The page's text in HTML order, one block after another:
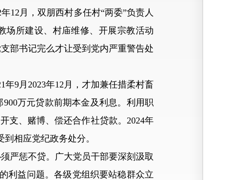
年12月，双朋西村多任村“两委”负责人
场所建设、村庙维修、开展宗教活动
部书记完么才让受到党内严重警告处
年9月2023年12月，才加兼任措柔村畜
万元贷款前期本金及利息。利用职
支、赌博、偿还合作社贷款。2024年
相应党纪政务处分。
严惩不贷。广大党员干部要深刻汲取
利益问题。各级党组织要站稳群众立